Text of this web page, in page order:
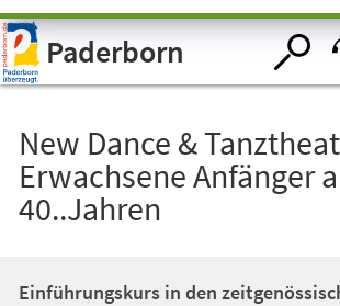
Visuelle
Assistenzsoftware
öffnen.Paderborn
New Dance &
Erwachsene Anfänger
40..Jahren
Einführungskurs in den